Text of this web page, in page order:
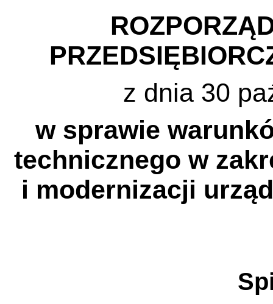
z dnia 30
w sprawie
technicznego w
i modernizacji